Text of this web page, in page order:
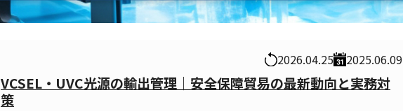
2026.04.25 2025.06.09
VCSEL・UVC光源の輸出管理｜安全保障貿易の最新動向と実務対
策